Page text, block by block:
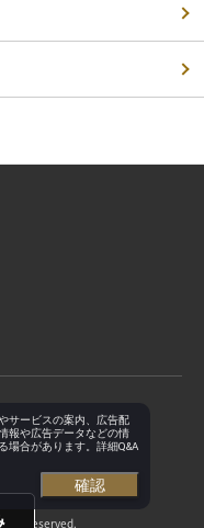
reserved.
サービスの案内、広告配
報や広告データなどの情
場合があります。詳細Q&A
確認